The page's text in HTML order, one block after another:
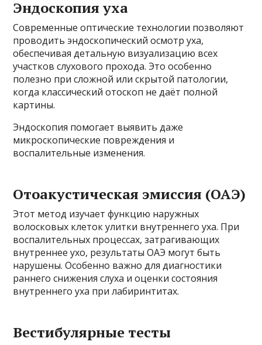
Эндоскопия уха
Современные оптические технологии позволяют
проводить эндоскопический осмотр уха,
обеспечивая детальную визуализацию всех
участков слухового прохода. Это особенно
полезно при сложной или скрытой патологии,
когда классический отоскоп не даёт полной
картины.
Эндоскопия помогает выявить даже
микроскопические повреждения и
воспалительные изменения.
Отоакустическая эмиссия (ОАЭ)
Этот метод изучает функцию наружных
волосковых клеток улитки внутреннего уха. При
воспалительных процессах, затрагивающих
внутреннее ухо, результаты ОАЭ могут быть
нарушены. Особенно важно для диагностики
раннего снижения слуха и оценки состояния
внутреннего уха при лабиринтитах.
Вестибулярные тесты